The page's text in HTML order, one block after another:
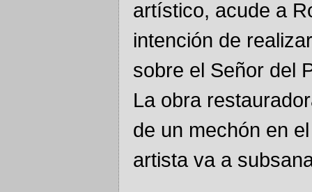
artístico, acude a
intención de
sobre el Señor del
La obra
de un mechón en
artista va a